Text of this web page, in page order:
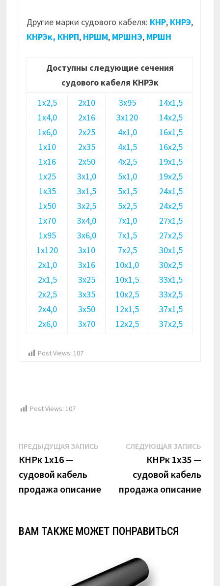
Другие марки судового кабеля: КНР, КНРЭ,
КНРЭк, КНРП, НРШМ, МРШНЭ, МРШН
Доступны следующие сечения
судового кабеля КНРЭк
1х2,5
1х4,0
1х6,0
1х10
1х16
1х25
1х35
1х50
1х70
1х95
1х120
2х1,0
2х1,5
2х2,5
2х4,0
2х6,0
2х10
2х16
2х25
2х35
2х50
3х1,0
3х1,5
3х2,5
3х4,0
3х6,0
3х10
3х16
3х25
3х35
3х50
3х70
3х95
3х120
4х1,0
4х1,5
4х2,5
5х1,0
5х1,5
5х2,5
7х1,0
7х1,5
7х2,5
10х1,0
10х1,5
10х2,5
12х1,5
12х2,5
14х1,5
14х2,5
16х1,5
16х2,5
19х1,5
19х2,5
24х1,5
24х2,5
27х1,5
27х2,5
30х1,5
30х2,5
33х1,5
33х2,5
37х1,5
37х2,5
Post Views: 107
Post Views: 107
Навигация
по
записям
ПРЕДЫДУЩАЯ ЗАПИСЬ Предыдущая
КНРк 1х16 —
судовой кабель
продажа описание
СЛЕДУЮЩАЯ ЗАПИСЬ
КНРк 1х35 —
судовой кабель
продажа описание
ВАМ ТАКЖЕ МОЖЕТ ПОНРАВИТЬСЯ